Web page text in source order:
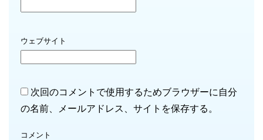
ウェブサイト
次回のコメントで使用するためブラウザーに自分
の名前、メールアドレス、サイトを保存する。
コメント